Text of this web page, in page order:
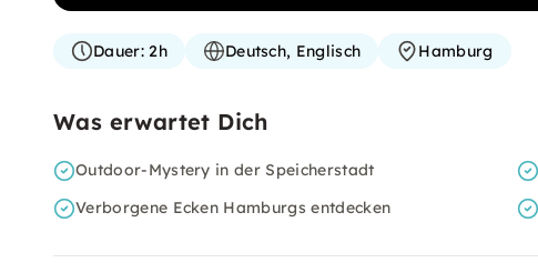
Dauer:2h Deutsch, Englisch Hamburg
Was erwartet Dich
Outdoor-Mystery in der Speicherstadt
Verborgene Ecken Hamburgs entdecken